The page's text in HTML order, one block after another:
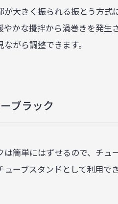
が大きく振られる振とう方式
やかな攪拌から渦巻きを発生
がら調整できます。
ブラック
は簡単にはずせるので、チュ
ーブスタンドとして利用でき